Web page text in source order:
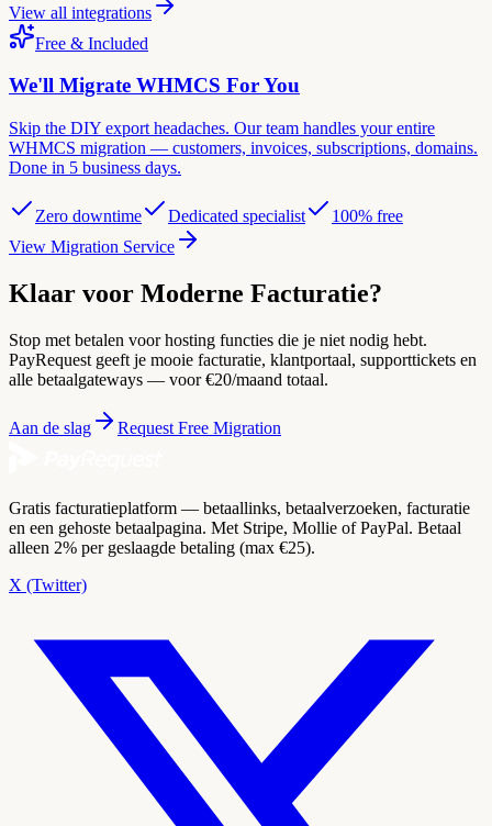
View all integrations
Free & Included
We'll Migrate WHMCS For You
Skip the DIY export headaches. Our team handles your entire
WHMCS migration — customers, invoices, subscriptions, domains.
Done in 5 business days.
Zero downtime Dedicated specialist
100% free
View Migration Service
Klaar voor Moderne Facturatie?
Stop met betalen voor hosting functies die je niet nodig hebt.
PayRequest geeft je mooie facturatie, klantportaal, supporttickets en
alle betaalgateways — voor €20/maand totaal.
Aan de slag Request Free Migration
Gratis facturatieplatform — betaallinks, betaalverzoeken, facturatie
en een gehoste betaalpagina. Met Stripe, Mollie of PayPal. Betaal
alleen 2% per geslaagde betaling (max €25).
X (Twitter)